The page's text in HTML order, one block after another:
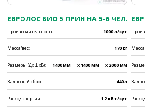
ЕВРОЛОС БИО 5 ПРИН НА 5-6 ЧЕЛ.
Производительность: 1000 л/сут
Масса/вес: 170 кг
Размеры (ДхШхВ): 1400 мм x 1400 мм x 2000 мм
Залповый сброс: 440 л
Расход энергии: 1.2 кВт/сут